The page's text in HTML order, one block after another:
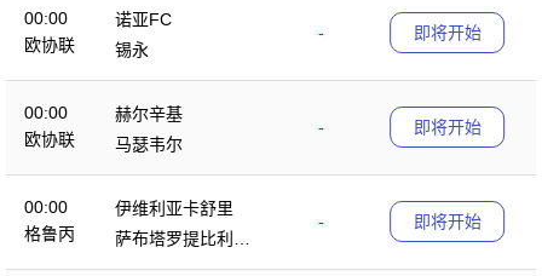
00:00
欧协联
诺亚FC
-
锡永
即将开始
00:00
欧协联
赫尔辛基
-
马瑟韦尔
即将开始
00:00
格鲁丙
伊维利亚卡舒里
-
萨布塔罗提比利锡
B队
即将开始